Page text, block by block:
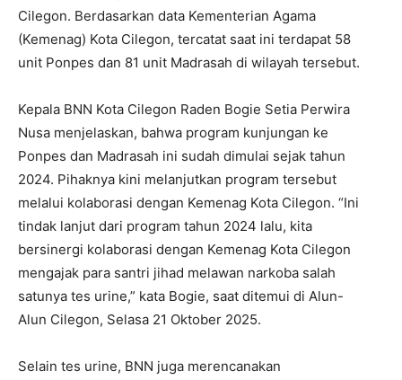
Cilegon. Berdasarkan data Kementerian Agama
(Kemenag) Kota Cilegon, tercatat saat ini terdapat 58
unit Ponpes dan 81 unit Madrasah di wilayah tersebut.
Kepala BNN Kota Cilegon Raden Bogie Setia Perwira
Nusa menjelaskan, bahwa program kunjungan ke
Ponpes dan Madrasah ini sudah dimulai sejak tahun
2024. Pihaknya kini melanjutkan program tersebut
melalui kolaborasi dengan Kemenag Kota Cilegon. “Ini
tindak lanjut dari program tahun 2024 lalu, kita
bersinergi kolaborasi dengan Kemenag Kota Cilegon
mengajak para santri jihad melawan narkoba salah
satunya tes urine,” kata Bogie, saat ditemui di Alun-
Alun Cilegon, Selasa 21 Oktober 2025.
Selain tes urine, BNN juga merencanakan